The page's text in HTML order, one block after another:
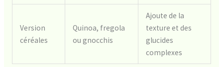
Version
céréales
Quinoa, fregola
ou gnocchis
Ajoute de la
texture et des
glucides
complexes